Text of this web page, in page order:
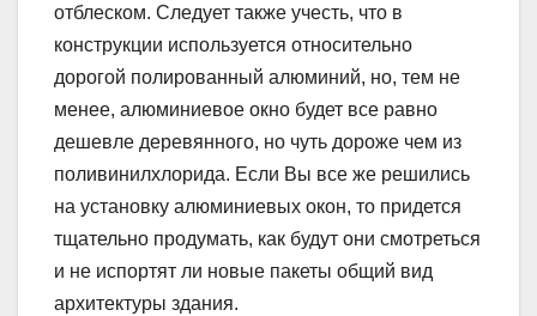
отблеском. Следует также учесть, что в
конструкции используется относительно
дорогой полированный алюминий, но, тем не
менее, алюминиевое окно будет все равно
дешевле деревянного, но чуть дороже чем из
поливинилхлорида. Если Вы все же решились
на установку алюминиевых окон, то придется
тщательно продумать, как будут они смотреться
и не испортят ли новые пакеты общий вид
архитектуры здания.